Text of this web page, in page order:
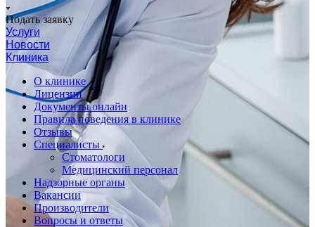
Подать заявку
Услуги
Новости
Клиника
О клинике
Лицензии
Документы онлайн
Правила поведения в клинике
Отзывы
Специалисты
Стоматологи
Медицинский персонал
Надзорные органы
Вакансии
Производители
Вопросы и ответы